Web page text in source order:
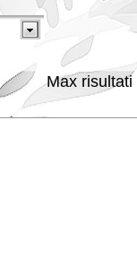
Max risultati